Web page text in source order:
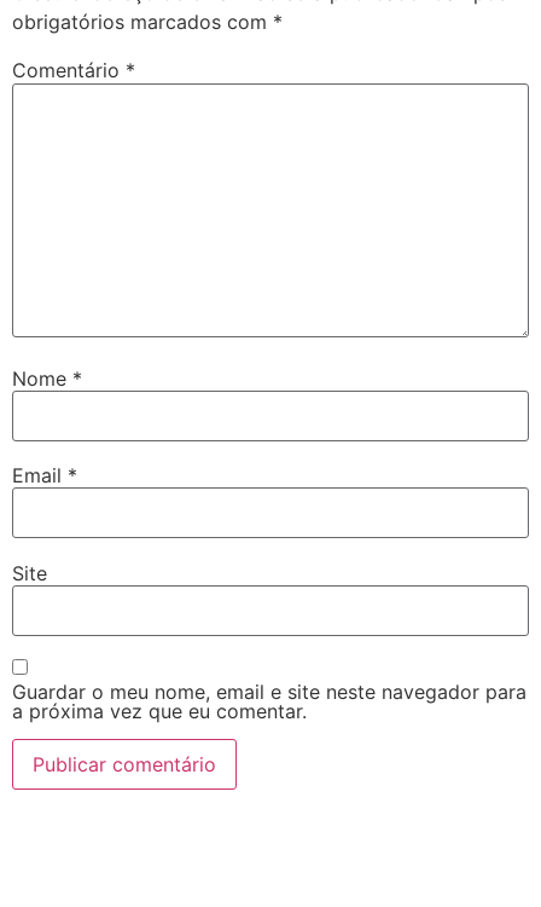
obrigatórios marcados com *
Comentário *
Nome *
Email *
Site
Guardar o meu nome, email e site neste navegador para
a próxima vez que eu comentar.